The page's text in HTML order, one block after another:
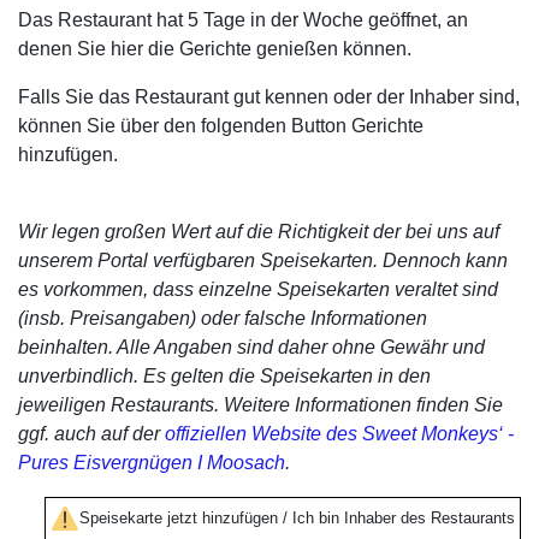
Das Restaurant hat 5 Tage in der Woche geöffnet, an
denen Sie hier die Gerichte genießen können.
Falls Sie das Restaurant gut kennen oder der Inhaber sind,
können Sie über den folgenden Button Gerichte
hinzufügen.
Wir legen großen Wert auf die Richtigkeit der bei uns auf
unserem Portal verfügbaren Speisekarten. Dennoch kann
es vorkommen, dass einzelne Speisekarten veraltet sind
(insb. Preisangaben) oder falsche Informationen
beinhalten. Alle Angaben sind daher ohne Gewähr und
unverbindlich. Es gelten die Speisekarten in den
jeweiligen Restaurants. Weitere Informationen finden Sie
ggf. auch auf deroffiziellen Website des Sweet Monkeys‘ -
Pures Eisvergnügen I Moosach.
Speisekarte jetzt hinzufügen / Ich bin Inhaber des Restaurants